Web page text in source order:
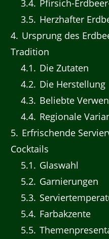
3.4 Pfirsich-
3.5 Herzhafter
4 Ursprung des
Tradition
4.1
Die Zutaten
4.2 Die Herstellung
4.3 Beliebte
4.4 Regionale
5 Erfrischende
Cocktails
5.1
Glaswahl
5.2 Garnierungen
5.3
5.4 Farbakzente
5.5